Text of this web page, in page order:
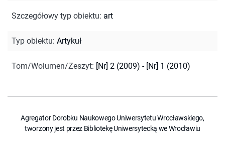
Szczegółowy typ obiektu: art
Typ obiektu: Artykuł
Tom/Wolumen/Zeszyt: [Nr] 2 (2009) - [Nr] 1 (2010)
Agregator Dorobku Naukowego Uniwersytetu Wrocławskiego,
tworzony jest przez Bibliotekę Uniwersytecką we Wrocławiu